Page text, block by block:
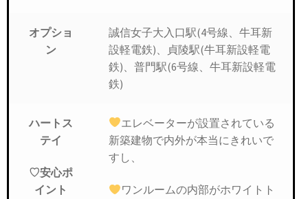
オプショ
ン
誠信女子大入口駅(4号線、牛耳新
設軽電鉄)、貞陵駅(牛耳新設軽電
鉄)、普門駅(6号線、牛耳新設軽電
鉄)
ハートス
テイ
♡安心ポ
イント
エレベーターが設置されている
新築建物で内外が本当にきれいで
すし、
ワンルームの内部がホワイトト